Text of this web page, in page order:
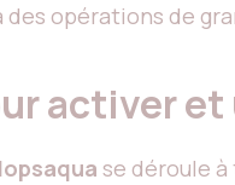
opérations de
activer
se déroule